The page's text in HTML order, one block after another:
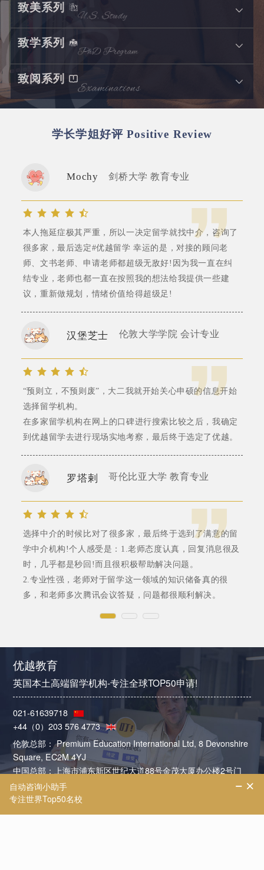
致美系列
致学系列
致阅系列
学长学姐好评 Positive Review
Mochy 剑桥大学 教育专业
本人拖延症极其严重，所以一决定留学就找中介，咨询了
很多家，最后选定#优越留学 幸运的是，对接的顾问老
师、文书老师、申请老师都超级无敌好!因为我一直在纠
结专业，老师也都一直在按照我的想法给我提供一些建
议，重新做规划，情绪价值给得超级足!
汉堡芝士 伦敦大学学院 会计专业
“预则立，不预则废”，大二我就开始关心申硕的信息开始
选择留学机构。
在多家留学机构在网上的口碑进行搜索比较之后，我确定
到优越留学去进行现场实地考察，最后终于选定了优越。
罗塔剌 哥伦比亚大学 教育专业
选择中介的时候比对了很多家，最后终于选到了满意的留
学中介机构!个人感受是：1.老师态度认真，回复消息很及
时，几乎都是秒回!而且很积极帮助解决问题。
2.专业性强，老师对于留学这一领域的知识储备真的很
多，和老师多次腾讯会议答疑，问题都很顺利解决。
优越教育
英国本土高端留学机构-专注全球TOP50申请!
021-61639718
+44（0）203 576 4773
伦敦总部： Premium Education International Ltd, 8 Devonshire
Square, EC2M 4YJ
中国总部：上海市浦东新区世纪大道88号金茂大厦办公楼2号门
402室
北京分部：北京市朝阳区建国路91号金地中心B座15层